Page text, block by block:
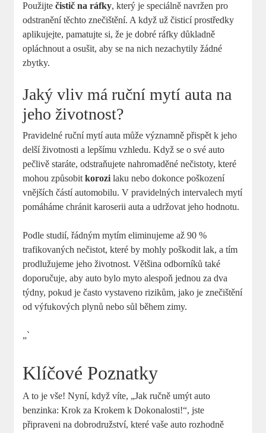
Použijtečistič na ráfky, který je speciálně navržen pro
odstranění těchto znečištění. A když už čisticí prostředky
aplikujejte, pamatujte si, že je dobré ráfky důkladně
opláchnout a osušit, aby se na nich nezachytily žádné
zbytky.
Jaký vliv má ruční mytí auta na
jeho životnost?
Pravidelné ruční mytí auta může významně přispět k jeho
delší životnosti a lepšímu vzhledu. Když se o své auto
pečlivě staráte, odstraňujete nahromaděné nečistoty, které
mohou způsobitkorozi laku nebo dokonce poškození
vnějších částí automobilu. V pravidelných intervalech mytí
pomáháme chránit karoserii auta a udržovat jeho hodnotu.
Podle studií, řádným mytím eliminujeme až 90 %
trafikovaných nečistot, které by mohly poškodit lak, a tím
prodlužujeme jeho životnost. Většina odborníků také
doporučuje, aby auto bylo myto alespoň jednou za dva
týdny, pokud je často vystaveno rizikům, jako je znečištění
od výfukových plynů nebo sůl během zimy.
„`
Klíčové Poznatky
A to je vše! Nyní, když víte, „Jak ručně umýt auto
benzinka: Krok za Krokem k Dokonalosti!“, jste
připraveni na dobrodružství, které vaše auto rozhodně